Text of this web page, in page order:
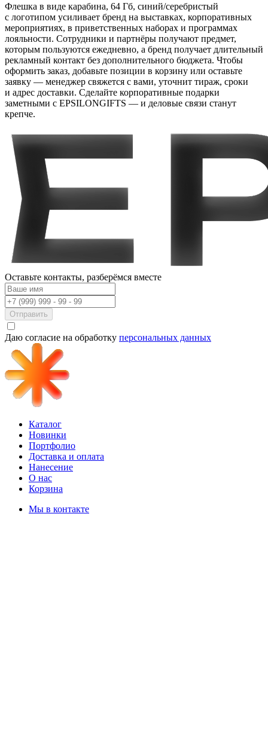
Флешка в виде карабина, 64 Гб, синий/серебристый
с логотипом усиливает бренд на выставках, корпоративных
мероприятиях, в приветственных наборах и программах
лояльности. Сотрудники и партнёры получают предмет,
которым пользуются ежедневно, а бренд получает длительный
рекламный контакт без дополнительного бюджета. Чтобы
оформить заказ, добавьте позиции в корзину или оставьте
заявку — менеджер свяжется с вами, уточнит тираж, сроки
и адрес доставки. Сделайте корпоративные подарки
заметными с EPSILONGIFTS — и деловые связи станут
крепче.
Оставьте контакты, разберёмся вместе
Отправить
Даю согласие на обработку персональных данных
Каталог
Новинки
Портфолио
Доставка и оплата
Нанесение
О нас
Корзина
Мы в контакте